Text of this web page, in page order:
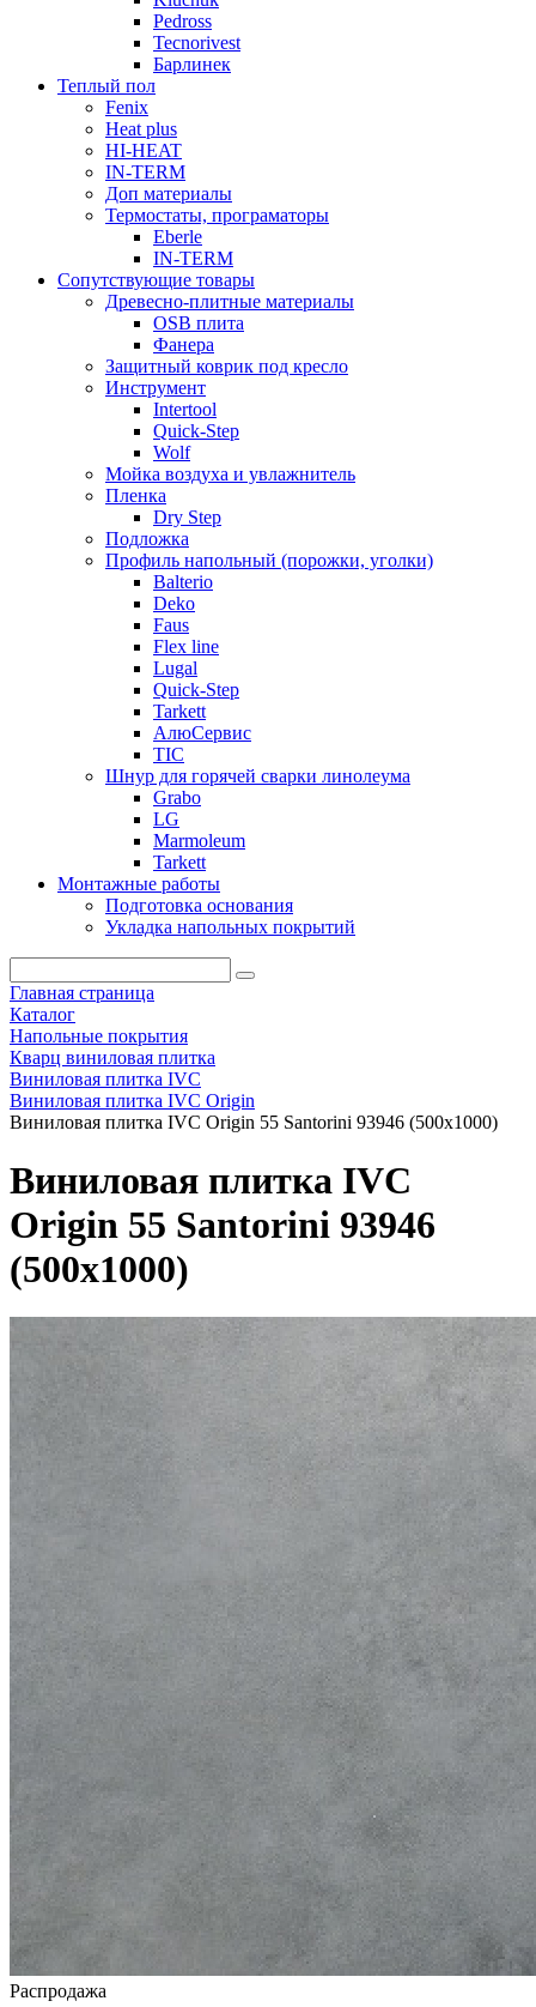
Pedross
Tecnorivest
Барлинек
Теплый пол
Fenix
Heat plus
HI-HEAT
IN-TERM
Доп материалы
Термостаты, програматоры
Eberle
IN-TERM
Сопутствующие товары
Древесно-плитные материалы
OSB плита
Фанера
Защитный коврик под кресло
Инструмент
Intertool
Quick-Step
Wolf
Мойка воздуха и увлажнитель
Пленка
Dry Step
Подложка
Профиль напольный (порожки, уголки)
Balterio
Deko
Faus
Flex line
Lugal
Quick-Step
Tarkett
АлюСервис
ТІС
Шнур для горячей сварки линолеума
Grabo
LG
Marmoleum
Tarkett
Монтажные работы
Подготовка основания
Укладка напольных покрытий
Главная страница
Каталог
Напольные покрытия
Кварц виниловая плитка
Виниловая плитка IVC
Виниловая плитка IVC Origin
Виниловая плитка IVC Origin 55 Santorini 93946 (500x1000)
Виниловая плитка IVC
Origin 55 Santorini 93946
(500x1000)
Распродажа